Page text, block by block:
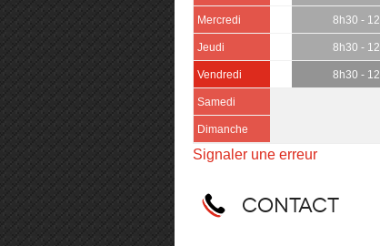
Mercredi 8h30 -
Jeudi 8h30 -
Vendredi 8h30 -
Samedi
Dimanche
Signaler une erreur
Contact